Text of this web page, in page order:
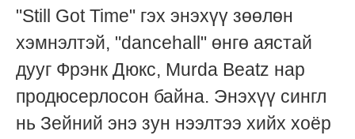
"Still Got Time" гэх энэхүү зөөлөн
хэмнэлтэй, "dancehall" өнгө аястай
дууг Фрэнк Дюкс, Murda Beatz нар
продюсерлосон байна. Энэхүү сингл
нь Зейний энэ зун нээлтээ хийх хоёр